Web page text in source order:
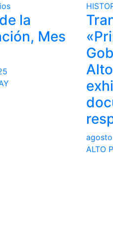
la
Mes
ALTO